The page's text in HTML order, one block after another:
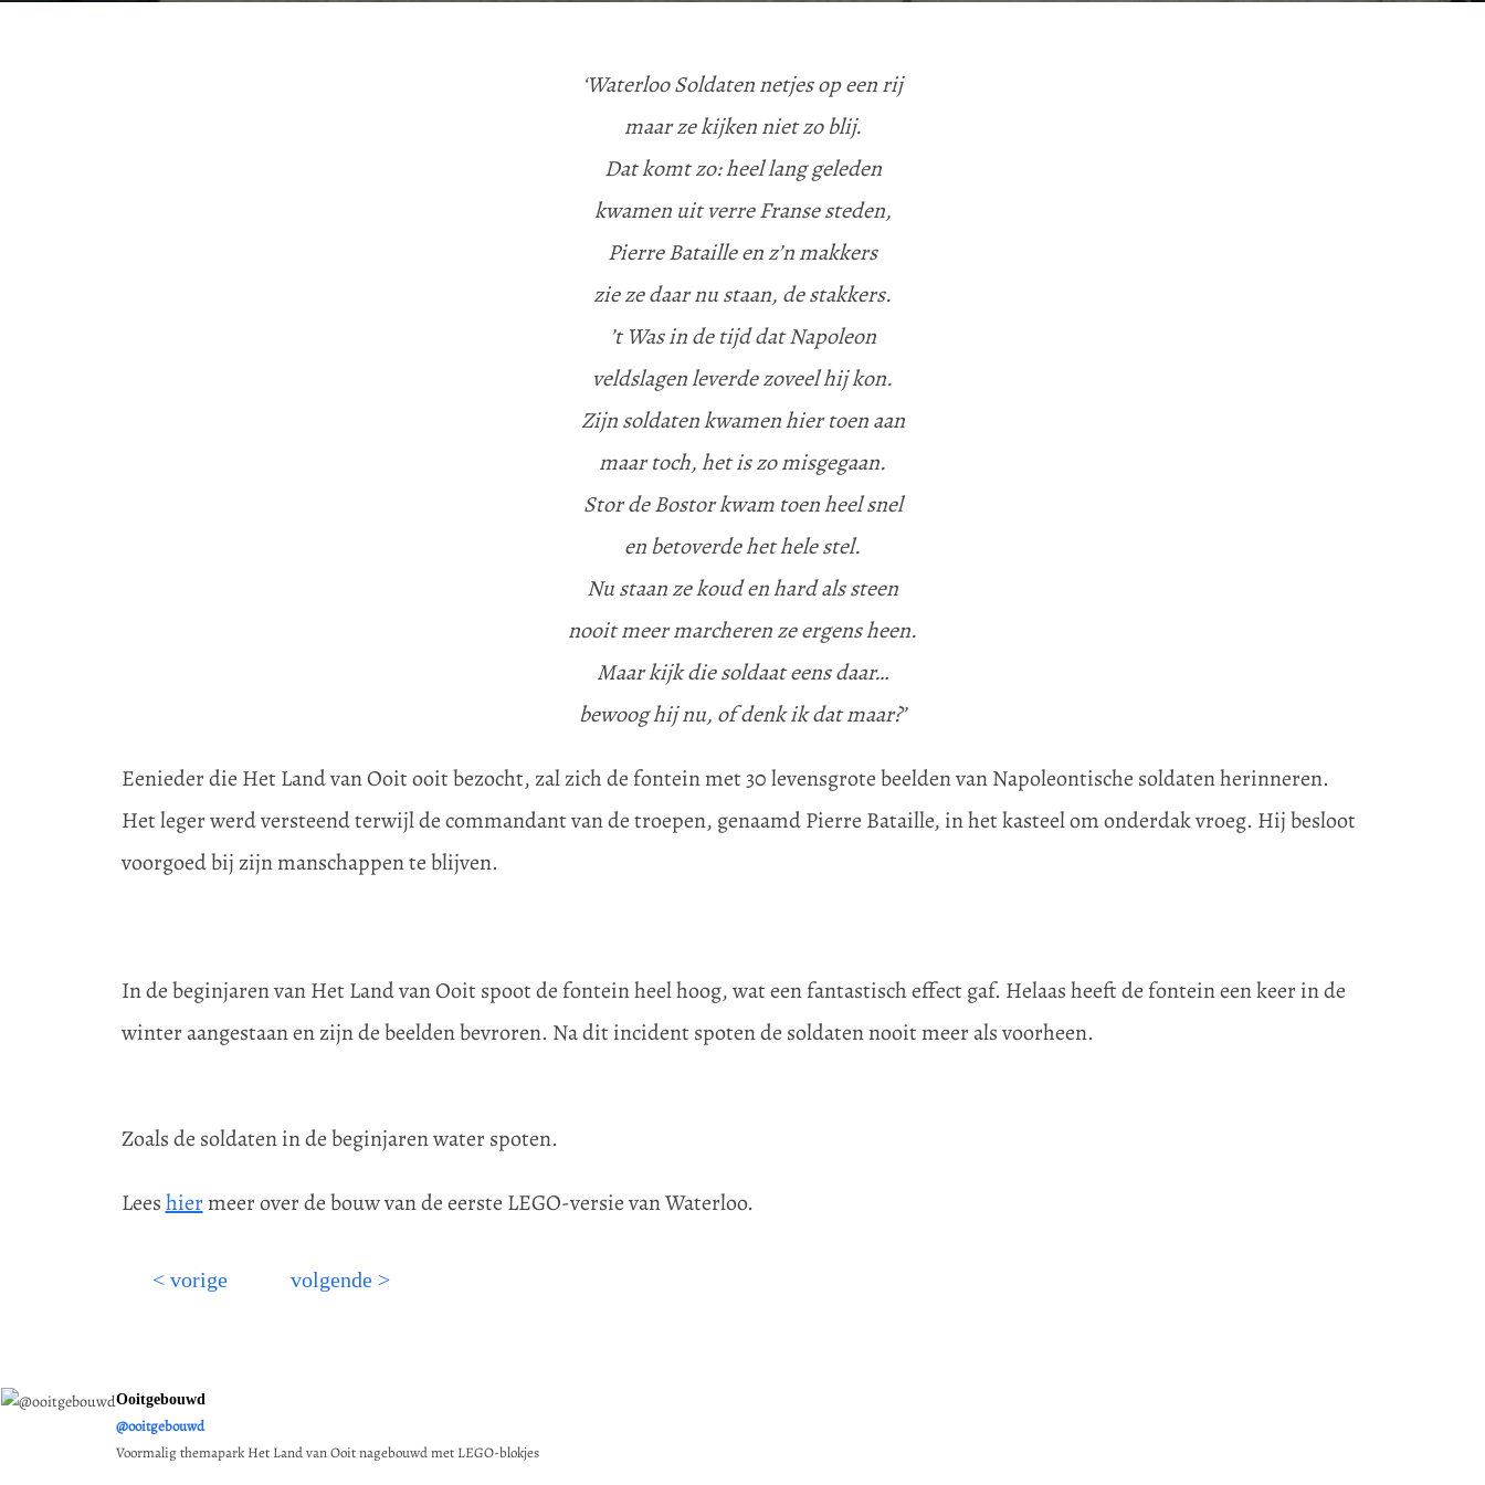
‘Waterloo Soldaten netjes op een rij
maar ze kijken niet zo blij.
Dat komt zo: heel lang geleden
kwamen uit verre Franse steden,
Pierre Bataille en z’n makkers
zie ze daar nu staan, de stakkers.
’t Was in de tijd dat Napoleon
veldslagen leverde zoveel hij kon.
Zijn soldaten kwamen hier toen aan
maar toch, het is zo misgegaan.
Stor de Bostor kwam toen heel snel
en betoverde het hele stel.
Nu staan ze koud en hard als steen
nooit meer marcheren ze ergens heen.
Maar kijk die soldaat eens daar…
bewoog hij nu, of denk ik dat maar?’
Eenieder die Het Land van Ooit ooit bezocht, zal zich de fontein met 30 levensgrote beelden van Napoleontische soldaten herinneren.
Het leger werd versteend terwijl de commandant van de troepen, genaamd Pierre Bataille, in het kasteel om onderdak vroeg. Hij besloot
voorgoed bij zijn manschappen te blijven.
In de beginjaren van Het Land van Ooit spoot de fontein heel hoog, wat een fantastisch effect gaf. Helaas heeft de fontein een keer in de
winter aangestaan en zijn de beelden bevroren. Na dit incident spoten de soldaten nooit meer als voorheen.
Zoals de soldaten in de beginjaren water spoten.
Leeshiermeer over de bouw van de eerste LEGO-versie van Waterloo.
< vorige volgende >
Ooitgebouwd
@ooitgebouwd
Voormalig themapark Het Land van Ooit nagebouwd met LEGO-blokjes